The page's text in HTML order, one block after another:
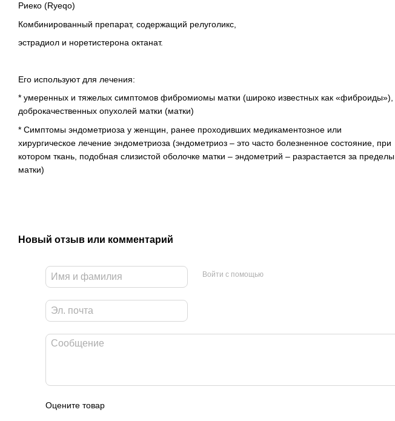
Риеко (Ryeqo)
Комбинированный препарат, содержащий релуголикс,
эстрадиол и норетистерона октанат.
Его используют для лечения:
* умеренных и тяжелых симптомов фибромиомы матки (широко известных как «фиброиды»),
доброкачественных опухолей матки (матки)
* Симптомы эндометриоза у женщин, ранее проходивших медикаментозное или
хирургическое лечение эндометриоза (эндометриоз – это часто болезненное состояние, при
котором ткань, подобная слизистой оболочке матки – эндометрий – разрастается за пределы
матки)
Новый отзыв или комментарий
Войти с помощью
Оцените товар